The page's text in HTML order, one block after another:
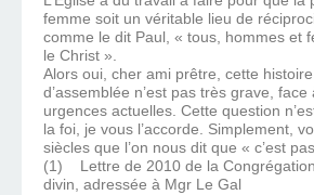
femme soit un véritable lieu de
comme le dit Paul, « tous, hommes et
le Christ ».
Alors oui, cher ami prêtre, cette
d’assemblée n’est pas très grave,
urgences actuelles. Cette question
la foi, je vous l’accorde. Simplement,
siècles que l’on nous dit que « c’est
(1) Lettre de 2010 de la
divin, adressée à Mgr Le Gal